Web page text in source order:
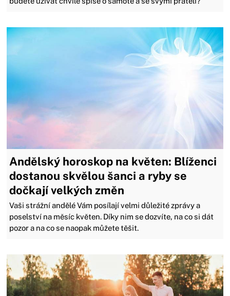
Andělský horoskop na květen: Blíženci
dostanou skvělou šanci a ryby se
dočkají velkých změn
Vaši strážní andělé Vám posílají velmi důležité zprávy a
poselství na měsíc květen. Díky nim se dozvíte, na co si dát
pozor a na co se naopak můžete těšit.